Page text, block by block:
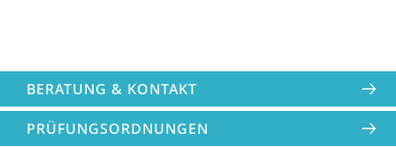
BERATUNG & KONTAKT
PRÜFUNGS­ORDNUNGEN